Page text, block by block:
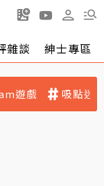
雜談 紳士專區
遊戲 吸點迷